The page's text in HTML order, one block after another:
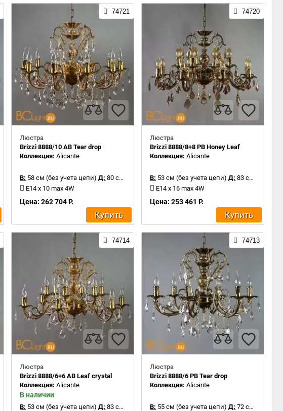
74721
Люстра
Brizzi 8888/10 AB Tear drop
Коллекция:Alicante
В: 58 см (без учета цепи) Д: 80 см
E14 x 10 max 4W
Цена: 262 704 Р.
Купить
74720
Люстра
Brizzi 8888/8+8 PB Honey Leaf
Коллекция:Alicante
В: 53 см (без учета цепи) Д: 83 см
E14 x 16 max 4W
Цена: 253 461 Р.
Купить
74714
Люстра
Brizzi 8888/6+6 AB Leaf crystal
Коллекция:Alicante
В наличии
В: 53 см (без учета цепи) Д: 83 см
74713
Люстра
Brizzi 8888/6 PB Tear drop
Коллекция:Alicante
В: 55 см (без учета цепи) Д: 72 см